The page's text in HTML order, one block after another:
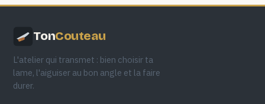
TonCouteau
L'atelier qui transmet : bien choisir ta
lame, l'aiguiser au bon angle et la faire
durer.